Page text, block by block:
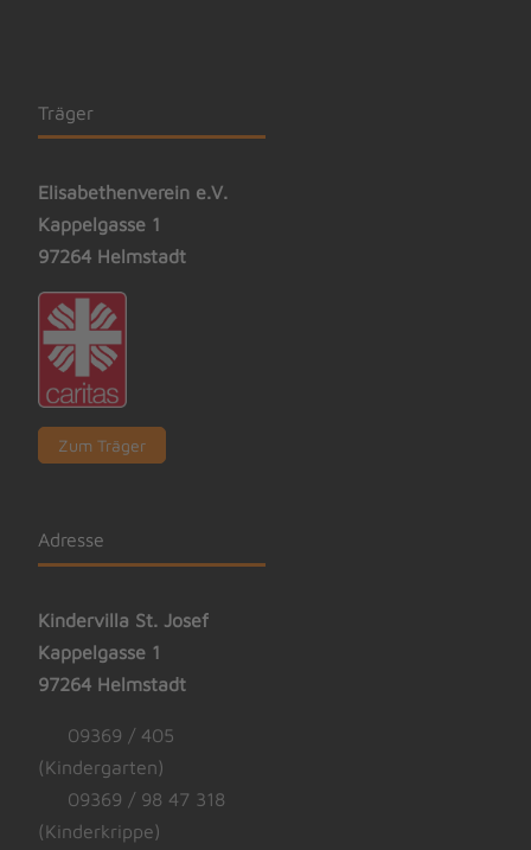
Träger
Elisabethenverein e.V.
Kappelgasse 1
97264 Helmstadt
Zum Träger
Adresse
Kindervilla St. Josef
Kappelgasse 1
97264 Helmstadt
09369 / 405
(Kindergarten)
09369 / 98 47 318
(Kinderkrippe)